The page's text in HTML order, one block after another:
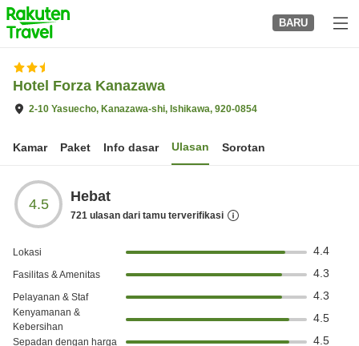
to
top
page
BARU
Hotel Forza Kanazawa
2-10 Yasuecho, Kanazawa-shi, Ishikawa, 920-0854
Kamar Paket Info dasar Ulasan Sorotan
4.5 Hebat
721 ulasan dari tamu terverifikasi
Lokasi 4.4
Fasilitas & Amenitas 4.3
Pelayanan & Staf 4.3
Kenyamanan &
Kebersihan
4.5
Sepadan dengan harga 4.5